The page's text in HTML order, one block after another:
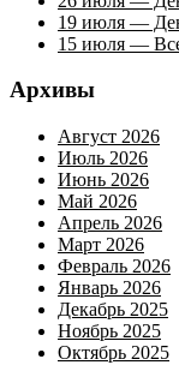
19 июля —
15 июля —
Архивы
Август 2026
Июль 2026
Июнь 2026
Май 2026
Апрель 2026
Март 2026
Февраль 2026
Январь 2026
Декабрь 2025
Ноябрь 2025
Октябрь 2025